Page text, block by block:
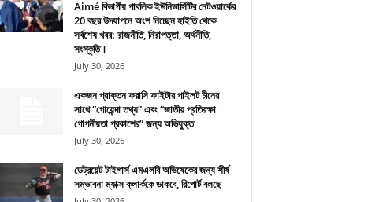
Aimé বিভাগীয় পাবলিক ইউনিভার্সিটির নেটওয়ার্কের
20 বছর উদযাপনে অংশ নিচ্ছেন হাইতি থেকে
সর্বশেষ খবর: রাজনীতি, নিরাপত্তা, অর্থনীতি,
সংস্কৃতি।
July 30, 2026
একজন প্রাক্তন ফরাসি ফাইটার পাইলট চীনের
সাথে “গোয়েন্দা তথ্য” এবং “জাতীয় প্রতিরক্ষা
গোপনীয়তা প্রকাশের” জন্য অভিযুক্ত
July 30, 2026
ডেট্রয়েট টাইগার্স এমএলবি অভিষেকের জন্য শীর্ষ
সম্ভাবনা ম্যাক্স ক্লার্ককে ডাকবে, রিপোর্ট বলছে